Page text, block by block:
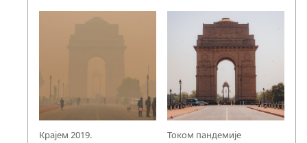
Крајем 2019.
Током пандемије